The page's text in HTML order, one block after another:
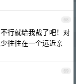
68
行就给我裁了吧！对
往往在一个远近亲
69